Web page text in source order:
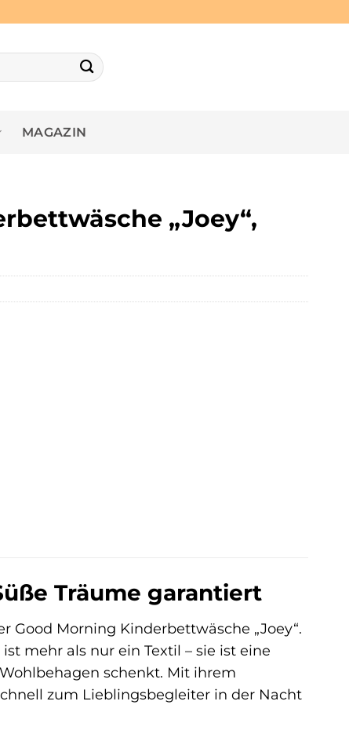
MAGAZIN
„Joey“,
Träume garantiert
Good Morning Kinderbettwäsche „Joey“.
mehr als nur ein Textil – sie ist eine
schenkt. Mit ihrem
zum Lieblingsbegleiter in der Nacht